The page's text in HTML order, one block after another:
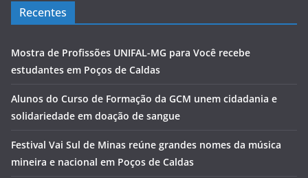
Recentes
Mostra de Profissões UNIFAL-MG para Você recebe
estudantes em Poços de Caldas
Alunos do Curso de Formação da GCM unem cidadania e
solidariedade em doação de sangue
Festival Vai Sul de Minas reúne grandes nomes da música
mineira e nacional em Poços de Caldas